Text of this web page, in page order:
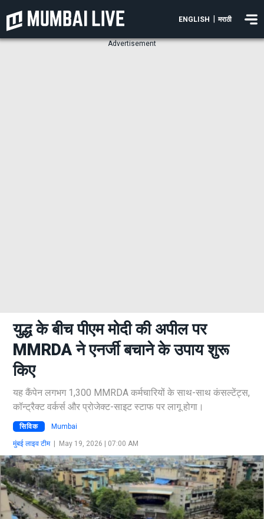
ENGLISH मराठी
Advertisement
युद्ध के बीच पीएम मोदी की अपील पर
MMRDA ने एनर्जी बचाने के उपाय शुरू
किए
यह कैंपेन लगभग 1,300 MMRDA कर्मचारियों के साथ-साथ कंसल्टेंट्स,
कॉन्ट्रैक्ट वर्कर्स और प्रोजेक्ट-साइट स्टाफ पर लागू होगा।
सिविक Mumbai
मुंबई लाइव टीम| May 19, 2026 | 07:00 AM